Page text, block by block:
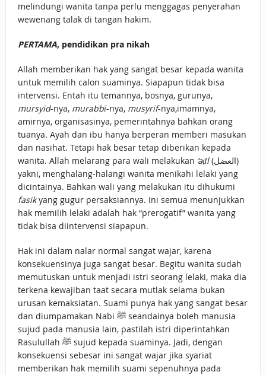
melindungi wanita tanpa perlu menggagas penyerahan
wewenang talak di tangan hakim.
PERTAMA, pendidikan pra nikah
Allah memberikan hak yang sangat besar kepada wanita
untuk memilih calon suaminya. Siapapun tidak bisa
intervensi. Entah itu temannya, bosnya, gurunya,
mursyid-nya, murabbī-nya, musyrif-nya,imamnya,
amirnya, organisasinya, pemerintahnya bahkan orang
tuanya. Ayah dan ibu hanya berperan memberi masukan
dan nasihat. Tetapi hak besar tetap diberikan kepada
wanita. Allah melarang para wali melakukan ‘aḍl(العضل)
yakni, menghalang-halangi wanita menikahi lelaki yang
dicintainya. Bahkan wali yang melakukan itu dihukumi
fasikyang gugur persaksiannya. Ini semua menunjukkan
hak memilih lelaki adalah hak “prerogatif” wanita yang
tidak bisa diintervensi siapapun.
Hak ini dalam nalar normal sangat wajar, karena
konsekuensinya juga sangat besar. Begitu wanita sudah
memutuskan untuk menjadi istri seorang lelaki, maka dia
terkena kewajiban taat secara mutlak selama bukan
urusan kemaksiatan. Suami punya hak yang sangat besar
dan diumpamakan Nabi ﷺ seandainya boleh manusia
sujud pada manusia lain, pastilah istri diperintahkan
Rasulullah ﷺ sujud kepada suaminya. Jadi, dengan
konsekuensi sebesar ini sangat wajar jika syariat
memberikan hak memilih suami sepenuhnya pada